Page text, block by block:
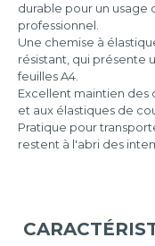
durable pour un usage
professionnel.
Une chemise à
résistant, qui présente
feuilles A4.
Excellent maintien des
et aux élastiques de
Pratique pour
restent à l'abri des